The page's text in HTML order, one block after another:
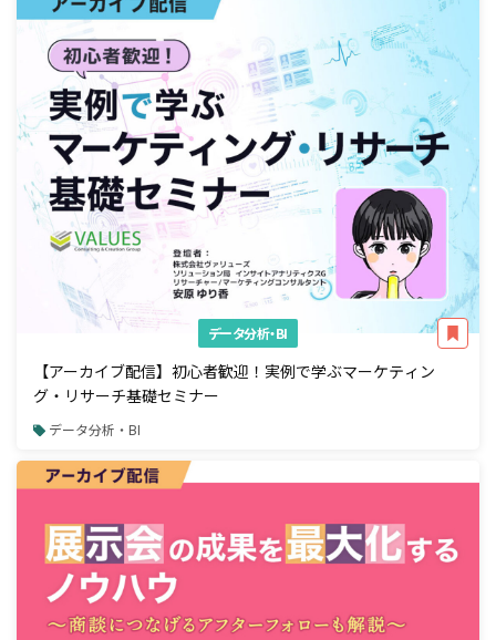
データ分析・BI
【アーカイブ配信】初心者歓迎！実例で学ぶマーケティン
グ・リサーチ基礎セミナー
データ分析・BI